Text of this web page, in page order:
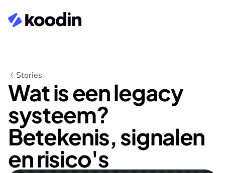
Stories
Wat is een legacy
systeem?
Betekenis, signalen
en risico's